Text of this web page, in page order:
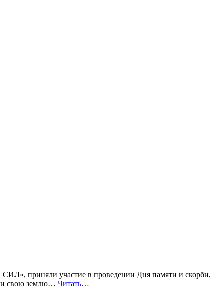
приняли участие в проведении Дня памяти и скорби,
и свою землю… Читать…